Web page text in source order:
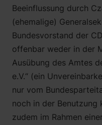
Beeinflussung durch
(ehemalige)
Bundesvorstand der
offenbar weder in der
Ausübung des Amtes
e.V.“ (ein
nur vom
noch in der
zudem im Rahmen